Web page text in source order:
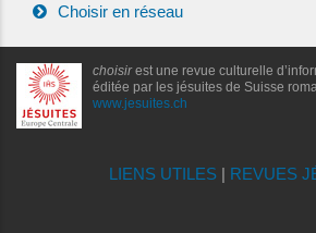
Choisir en réseau
choisirest une revue culturelle
éditée par les jésuites de Suisse
www.jesuites.ch
LIENS UTILES| REVUES